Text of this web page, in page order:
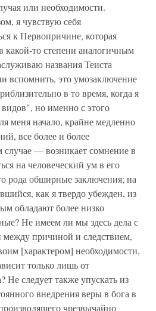
или необходимости.
я чувствую себя
к Первопричине, которая
какой-то степени аналогичным
названия Теиста
вспомнить, это умозаключение
в то время, когда я
но именно с этого
меня начало, крайне медленно
все более и более
случае — возникает сомнение в
на человеческий ум в его
рода обширные заключения; на
как я твердо убежден, из
обладают более низко
Не имеем ли мы здесь дела с
между причиной и следствием,
[характером] необходимости,
только лишь от
Не следует также упускать из
внедрения веры в бога в
чрезвычайно